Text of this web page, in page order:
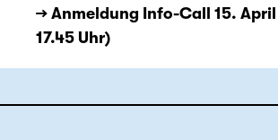
→ Anmeldung Info-Call 15. April
17.45 Uhr)